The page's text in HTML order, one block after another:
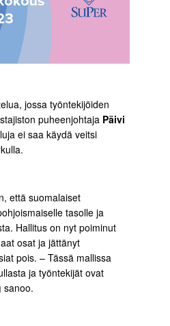
jossa työntekijöiden
puheenjohtaja Päivi
ei saa käydä veitsi
että suomalaiset
tasolle ja
Hallitus on nyt poiminut
osat ja jättänyt
pois. – Tässä mallissa
ja työntekijät ovat
sanoo.